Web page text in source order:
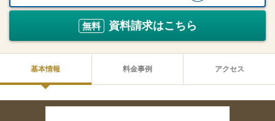
無料 資料請求はこちら
基本情報 料金事例 アクセス